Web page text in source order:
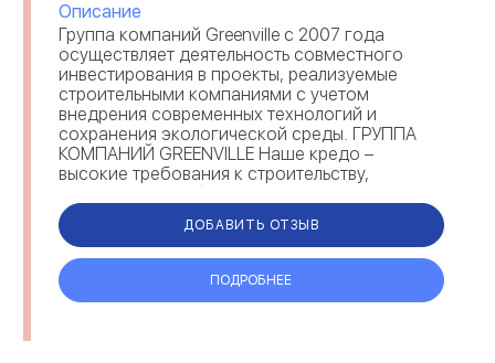
МАРКЕТИНГОВЫЕ АГЕНСТВА
ОТЕЛИ ЭЛЕКТРОННЫЕ ПРИБОРЫ
ОТЗЫВЫ О РАБОТОДАТЕЛЯХ ИНТЕРНЕТ ТРЕЙДИНГ
Описание
Группа компаний Greenville с 2007 года
осуществляет деятельность совместного
инвестирования в проекты, реализуемые
строительными компаниями с учетом
внедрения современных технологий и
сохранения экологической среды. ГРУППА
КОМПАНИЙ GREENVILLE Наше кредо –
высокие требования к строительству,
технологии и соблюдению стандартов жизни
в экологической среде. Кроме инве...
ДОБАВИТЬ ОТЗЫВ
ПОДРОБНЕЕ